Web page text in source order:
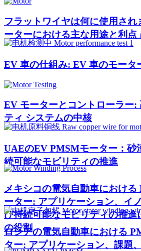
フラットワイヤは何に使用され
ーターにおける主な用途と利点」
EV 車の仕組み: EV 車のモータ
EV モーターとコントローラー:
ティ システムの中核
UAEのEV PMSMモーター：砂
続可能なモビリティの推進
メキシコの電気自動車におけ
ーター: アプリケーション、イ
び持続可能なモビリティの推
の役割
ロシアの電気自動車における
ター: アプリケーション、課題